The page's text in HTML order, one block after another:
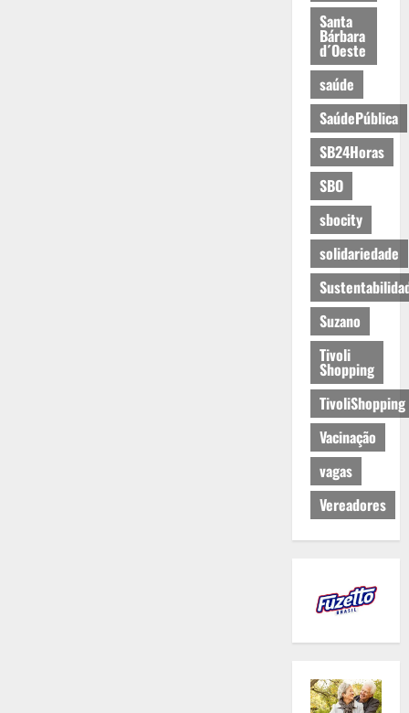
Santa
Bárbara
d´Oeste
saúde
SaúdePública
SB24Horas
SBO
sbocity
solidariedade
Suzano
Tivoli
Shopping
TivoliShopping
Vacinação
vagas
Vereadores